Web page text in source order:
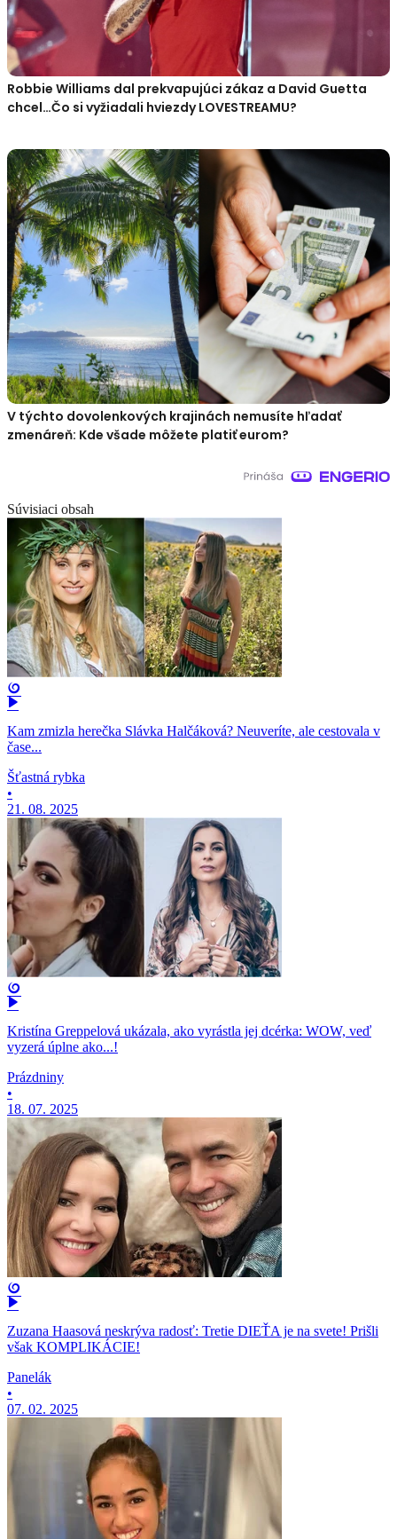
Robbie Williams dal prekvapujúci zákaz a David Guetta
chcel…Čo si vyžiadali hviezdy LOVESTREAMU?
V týchto dovolenkových krajinách nemusíte hľadať
zmenáreň: Kde všade môžete platiť eurom?
Súvisiaci obsah
Kam zmizla herečka Slávka Halčáková? Neuveríte, ale cestovala v
čase...
Šťastná rybka
•
21. 08. 2025
Kristína Greppelová ukázala, ako vyrástla jej dcérka: WOW, veď
vyzerá úplne ako...!
Prázdniny
•
18. 07. 2025
Zuzana Haasová neskrýva radosť: Tretie DIEŤA je na svete! Prišli
však KOMPLIKÁCIE!
Panelák
•
07. 02. 2025